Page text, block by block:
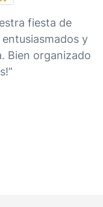
fiesta de
y
Bien organizado